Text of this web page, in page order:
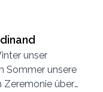
unser
Sommer unsere
Zeremonie über